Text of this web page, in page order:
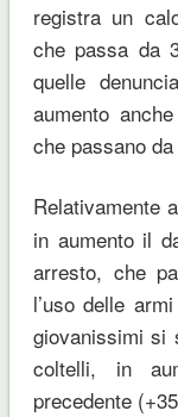
registra un
che passa da
quelle
aumento
che passano
Relativamente
in aumento il
arresto, che
l’uso delle
giovanissimi si
coltelli, in
precedente